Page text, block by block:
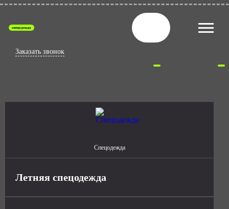
спецодежда
Заказать звонок
Спецодежда
Летняя спецодежда